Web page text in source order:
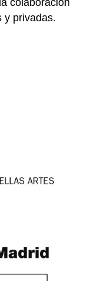
colaboración
y privadas.